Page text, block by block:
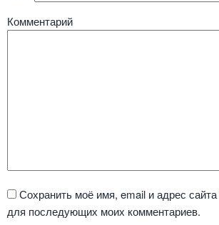
Комментарий
Сохранить моё имя, email и адрес
для последующих моих комментариев.